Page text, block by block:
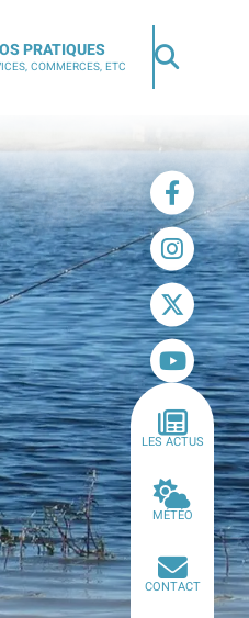
PRATIQUES
COMMERCES, ETC
LES ACTUS
MÉTÉO
CONTACT